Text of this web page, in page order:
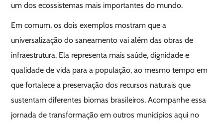
um dos ecossistemas mais importantes do mundo.
Em comum, os dois exemplos mostram que a
universalização do saneamento vai além das obras de
infraestrutura. Ela representa mais saúde, dignidade e
qualidade de vida para a população, ao mesmo tempo em
que fortalece a preservação dos recursos naturais que
sustentam diferentes biomas brasileiros. Acompanhe essa
jornada de transformação em outros municípios aqui no